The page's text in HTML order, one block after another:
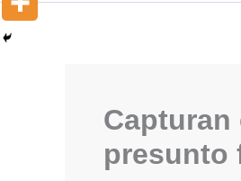
Capturan
presunto